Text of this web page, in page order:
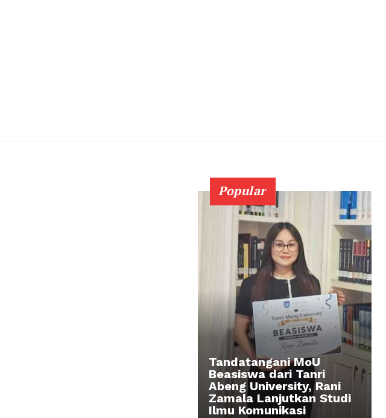
Popular
Tandatangani MoU
Beasiswa dari Tanri
Abeng University, Rani
Zamala Lanjutkan Studi
Ilmu Komunikasi